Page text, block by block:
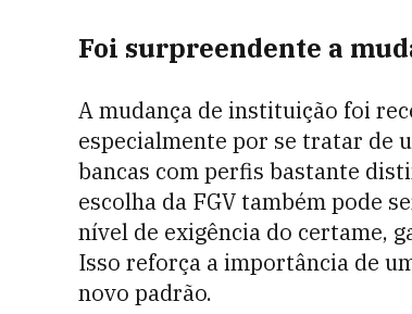
Foi surpreendente a
A mudança de instituição foi
especialmente por se tratar de
bancas com perfis bastante
escolha da FGV também pode
nível de exigência do certame,
Isso reforça a importância de
novo padrão.